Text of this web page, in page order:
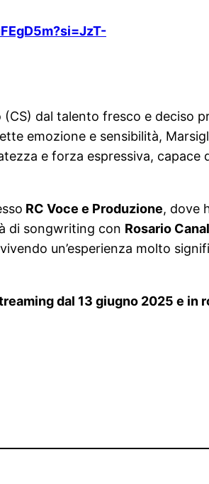
dal talento fresco e deciso
emozione e sensibilità,
e forza espressiva,
RC Voce e Produzione, dove
di songwriting con Rosario
un’esperienza molto
dal 13 giugno 2025 e in